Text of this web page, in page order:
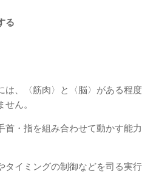
る
、〈筋肉〉と〈脳〉がある程度
ん。
首・指を組み合わせて動かす能力
タイミングの制御などを司る実行